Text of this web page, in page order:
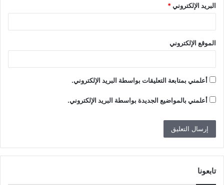
البريد الإلكتروني*
الموقع الإلكتروني
أعلمني بمتابعة التعليقات بواسطة البريد الإلكتروني.
أعلمني بالمواضيع الجديدة بواسطة البريد الإلكتروني.
تابعونا